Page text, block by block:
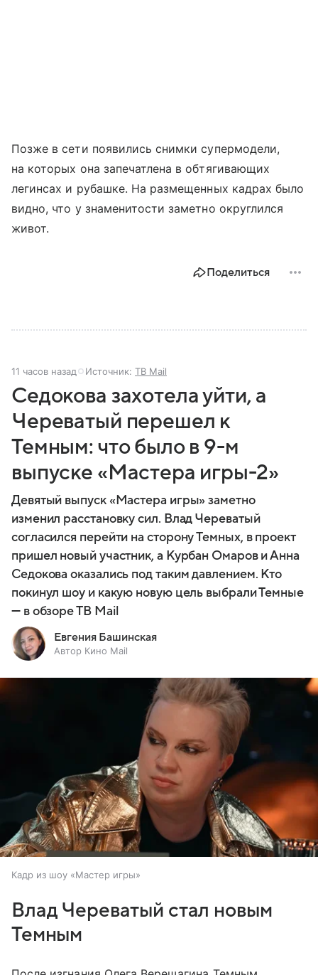
Позже в сети появились снимки супермодели,
на которых она запечатлена в обтягивающих
легинсах и рубашке. На размещенных кадрах было
видно, что у знаменитости заметно округлился
живот.
Поделиться
11 часов назад Источник: ТВ Mail
Седокова захотела уйти, а
Череватый перешел к
Темным: что было в 9-м
выпуске «Мастера игры-2»
Девятый выпуск «Мастера игры» заметно
изменил расстановку сил. Влад Череватый
согласился перейти на сторону Темных, в проект
пришел новый участник, а Курбан Омаров и Анна
Седокова оказались под таким давлением. Кто
покинул шоу и какую новую цель выбрали Темные
— в обзоре ТВ Mail
Евгения Башинская
Автор Кино Mail
Кадр из шоу «Мастер игры»
Влад Череватый стал новым
Темным